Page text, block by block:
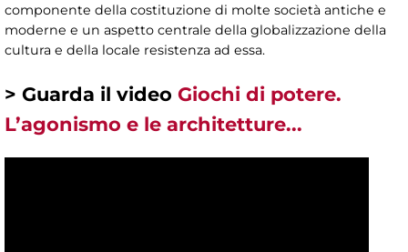
componente della costituzione di molte società antiche e
moderne e un aspetto centrale della globalizzazione della
cultura e della locale resistenza ad essa.
> Guarda il video Giochi di potere.
L’agonismo e le architetture...